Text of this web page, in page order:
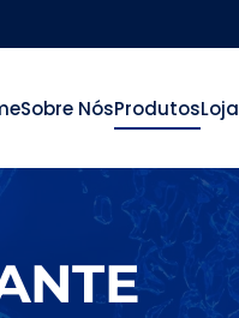
Sobre NósProdutosLoja